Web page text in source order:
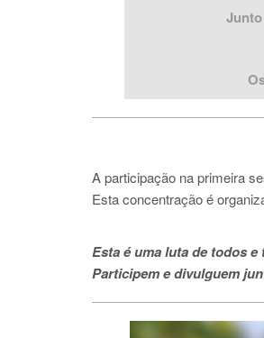
A participação na primeira
Esta concentração é
Esta é uma luta de todos
Participem e divulguem